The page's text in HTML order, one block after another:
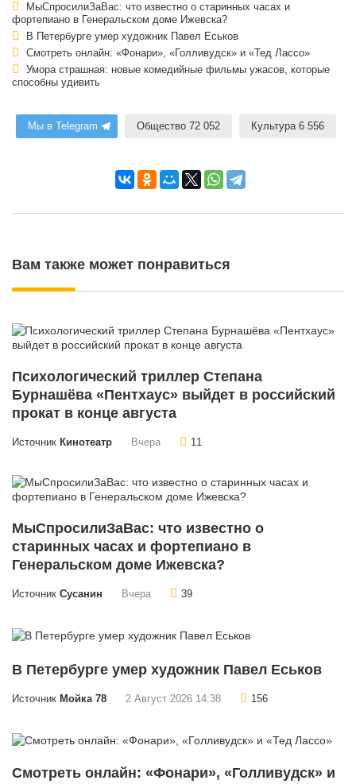
МыСпросилиЗаВас: что известно о старинных часах и
фортепиано в Генеральском доме Ижевска?
В Петербурге умер художник Павел Еськов
Смотреть онлайн: «Фонари», «Голливудск» и «Тед Лассо»
Умора страшная: новые комедийные фильмы ужасов, которые
способны удивить
Мы в Telegram Общество 72 052 Культура 6 556
Вам также может понравиться
Психологический триллер Степана
Бурнашёва «Пентхаус» выйдет в российский
прокат в конце августа
Источник Кинотеатр Вчера 11
МыСпросилиЗаВас: что известно о
старинных часах и фортепиано в
Генеральском доме Ижевска?
Источник Сусанин Вчера 39
В Петербурге умер художник Павел Еськов
Источник Мойка 78 2 Август 2026 14:38 156
Смотреть онлайн: «Фонари», «Голливудск» и